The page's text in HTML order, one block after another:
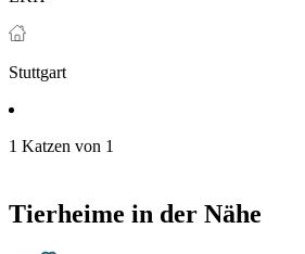
Stuttgart
1 Katzen von 1
Tierheime in der Nähe